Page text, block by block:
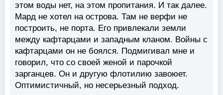
этом воды нет, на этом пропитания. И так далее.
Мард не хотел на острова. Там не верфи не
построить, не порта. Его привлекали земли
между кафтарцами и западным кланом. Войны с
кафтарцами он не боялся. Подмигивал мне и
говорил, что со своей женой и парочкой
зарганцев. Он и другую флотилию завоюет.
Оптимистичный, но несерьезный подход.